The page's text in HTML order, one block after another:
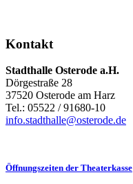
Kontakt
Stadthalle Osterode a.H.
Dörgestraße 28
37520 Osterode am Harz
Tel.: 05522 / 91680-10
info.stadthalle@osterode.de
Öffnungszeiten der Theaterkasse